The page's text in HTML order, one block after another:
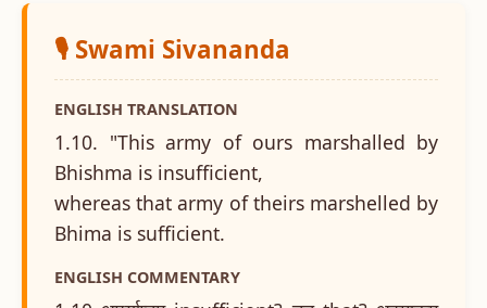
🎙️ Swami Sivananda
ENGLISH TRANSLATION
1.10. "This army of ours marshalled by
Bhishma is insufficient,
whereas that army of theirs marshelled by
Bhima is sufficient.
ENGLISH COMMENTARY